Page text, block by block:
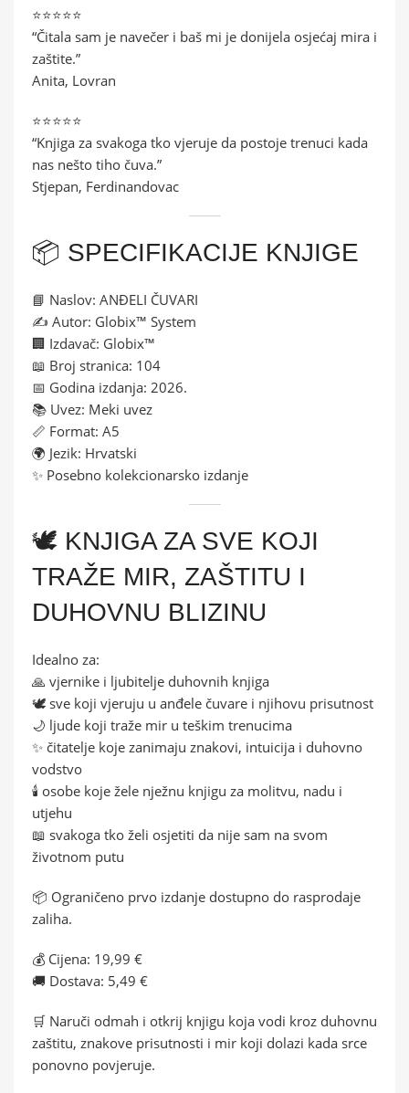
⭐⭐⭐⭐⭐
“Čitala sam je navečer i baš mi je donijela osjećaj mira i
zaštite.”
Anita, Lovran
⭐⭐⭐⭐⭐
“Knjiga za svakoga tko vjeruje da postoje trenuci kada
nas nešto tiho čuva.”
Stjepan, Ferdinandovac
📦 SPECIFIKACIJE KNJIGE
📘 Naslov: ANĐELI ČUVARI
✍️ Autor: Globix™ System
🏢 Izdavač: Globix™
📖 Broj stranica: 104
📅 Godina izdanja: 2026.
📚 Uvez: Meki uvez
📏 Format: A5
🌍 Jezik: Hrvatski
✨ Posebno kolekcionarsko izdanje
🕊️ KNJIGA ZA SVE KOJI
TRAŽE MIR, ZAŠTITU I
DUHOVNU BLIZINU
Idealno za:
🙏 vjernike i ljubitelje duhovnih knjiga
🕊️ sve koji vjeruju u anđele čuvare i njihovu prisutnost
🌙 ljude koji traže mir u teškim trenucima
✨ čitatelje koje zanimaju znakovi, intuicija i duhovno
vodstvo
🕯️ osobe koje žele nježnu knjigu za molitvu, nadu i
utjehu
📖 svakoga tko želi osjetiti da nije sam na svom
životnom putu
📦 Ograničeno prvo izdanje dostupno do rasprodaje
zaliha.
💰 Cijena: 19,99 €
🚚 Dostava: 5,49 €
🛒 Naruči odmah i otkrij knjigu koja vodi kroz duhovnu
zaštitu, znakove prisutnosti i mir koji dolazi kada srce
ponovno povjeruje.